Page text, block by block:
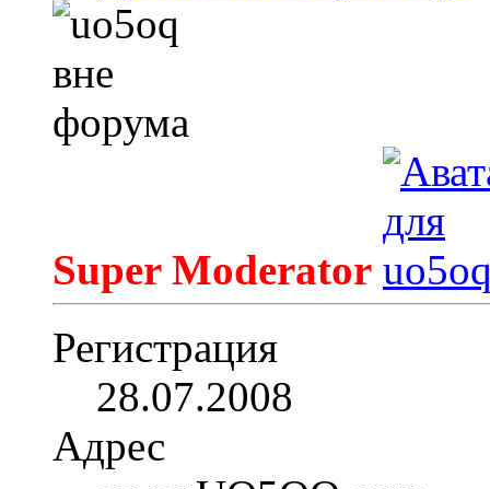
Super Moderator
Регистрация
28.07.2008
Адрес